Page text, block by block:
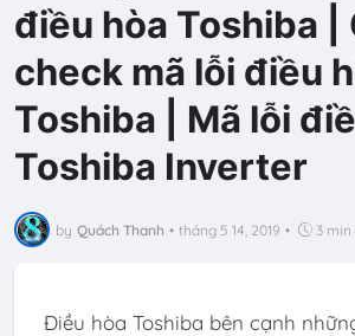
điều hòa Toshiba |
check mã lỗi điều
Toshiba | Mã lỗi
Toshiba Inverter
by Quách Thanh • tháng 5 14, 2019 • 3
Điều hòa Toshiba bên cạnh